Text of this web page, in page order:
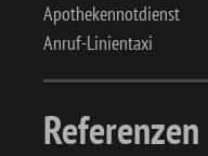
Apothekennotdienst
Anruf-Linientaxi
Referenzen